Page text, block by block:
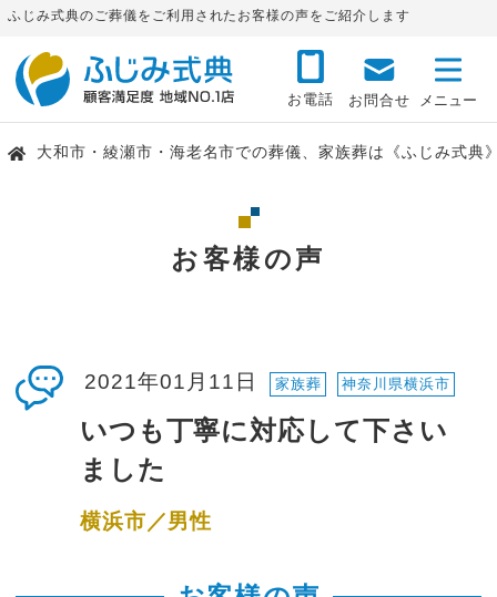
ふじみ式典のご葬儀をご利用されたお客様の声をご紹介します
お電話 お問合せ
大和市・綾瀬市・海老名市での葬儀、家族葬は《ふじみ式典
お客様の声
2021年01月11日 家族葬 神奈川県横浜市
いつも丁寧に対応して下さい
ました
横浜市／男性